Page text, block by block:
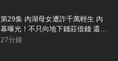
第29集 內湖母女遭詐千萬輕生 內
幕曝光！不只向地下錢莊借錢 還抵
押房產 最終走上絕路！譚艾珍不投
27分鐘